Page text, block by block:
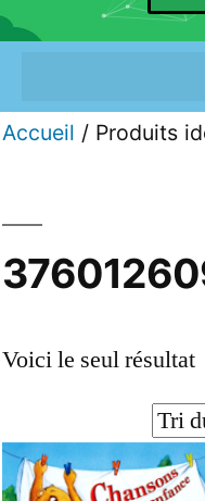
Accueil / Produits
Voici le seul résultat